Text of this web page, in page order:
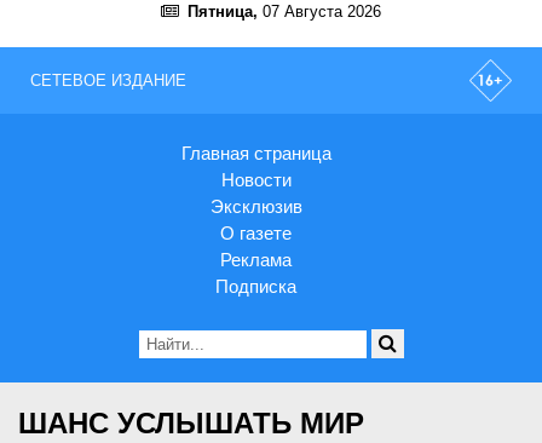
Пятница, 07 Августа 2026
СЕТЕВОЕ ИЗДАНИЕ
Главная страница
Новости
Эксклюзив
О газете
Реклама
Подписка
ШАНС УСЛЫШАТЬ МИР